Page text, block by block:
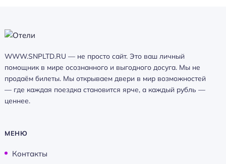
WWW.SNPLTD.RU — не просто сайт. Это ваш личный
помощник в мире осознанного и выгодного досуга. Мы не
продаём билеты. Мы открываем двери в мир возможностей
— где каждая поездка становится ярче, а каждый рубль —
ценнее.
МЕНЮ
Контакты